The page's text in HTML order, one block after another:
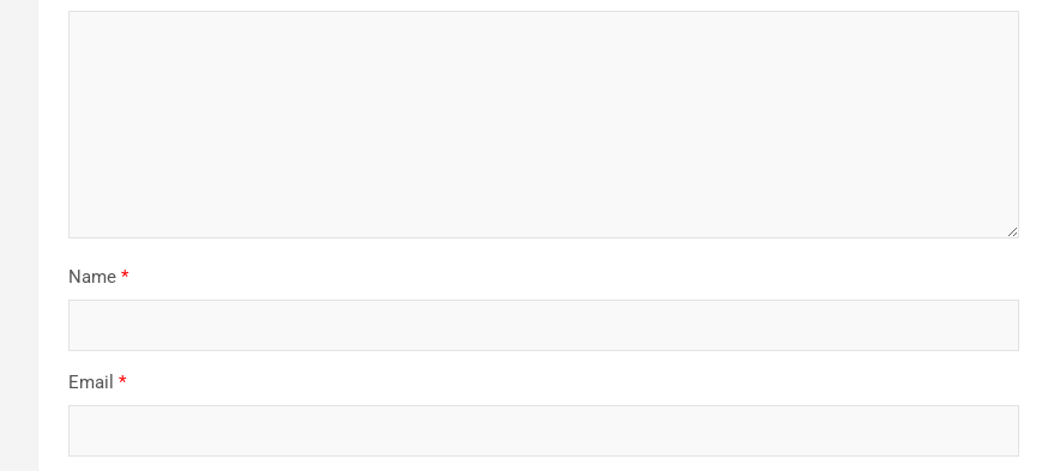
Name *
Email *